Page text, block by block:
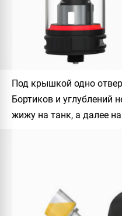
Под крышкой одно
Бортиков и углублений
жижу на танк, а далее